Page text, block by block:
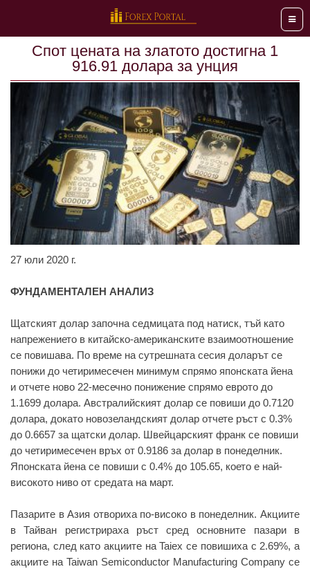
Меню
Спот цената на златото достигна 1
916.91 долара за унция
27 юли 2020 г.
ФУНДАМЕНТАЛЕН АНАЛИЗ
Щатският долар започна седмицата под натиск, тъй като
напрежението в китайско-американските взаимоотношение
се повишава. По време на сутрешната сесия доларът се
понижи до четиримесечен минимум спрямо японската йена
и отчете ново 22-месечно понижение спрямо еврото до
1.1699 долара. Австралийският долар се повиши до 0.7120
долара, докато новозеландският долар отчете ръст с 0.3%
до 0.6657 за щатски долар. Швейцарският франк се повиши
до четиримесечен връх от 0.9186 за долар в понеделник.
Японската йена се повиши с 0.4% до 105.65, което е най-
високото ниво от средата на март.
Пазарите в Азия отвориха по-високо в понеделник. Акциите
в Тайван регистрираха ръст сред основните пазари в
региона, след като акциите на Taiex се повишиха с 2.69%, а
акциите на Taiwan Semiconductor Manufacturing Company се